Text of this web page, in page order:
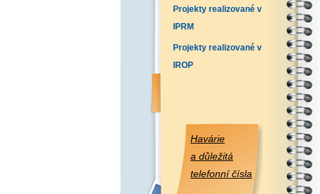
Projekty realizované v
IPRM
Projekty realizované v
IROP
Havárie
a důležitá
telefonní čísla